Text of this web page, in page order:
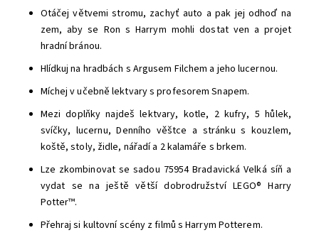
Otáčej větvemi stromu, zachyť auto a pak jej odhoď na
zem, aby se Ron s Harrym mohli dostat ven a projet
hradní bránou.
Hlídkuj na hradbách s Argusem Filchem a jeho lucernou.
Míchej v učebně lektvary s profesorem Snapem.
Mezi doplňky najdeš lektvary, kotle, 2 kufry, 5 hůlek,
svíčky, lucernu, Denního věštce a stránku s kouzlem,
koště, stoly, židle, nářadí a 2 kalamáře s brkem.
Lze zkombinovat se sadou 75954 Bradavická Velká síň a
vydat se na ještě větší dobrodružství LEGO® Harry
Potter™.
Přehraj si kultovní scény z filmů s Harrym Potterem.